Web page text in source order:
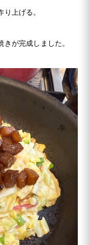
上げる。
が完成しました。